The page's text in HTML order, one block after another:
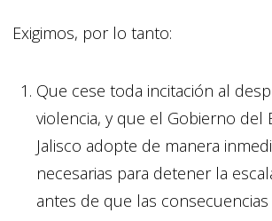
Exigimos, por lo tanto:
Que cese toda incitación al
violencia, y que el Gobierno del
Jalisco adopte de manera
necesarias para detener la
antes de que las consecuencias